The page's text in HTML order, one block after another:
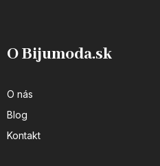
O Bijumoda.sk
O nás
Blog
Kontakt